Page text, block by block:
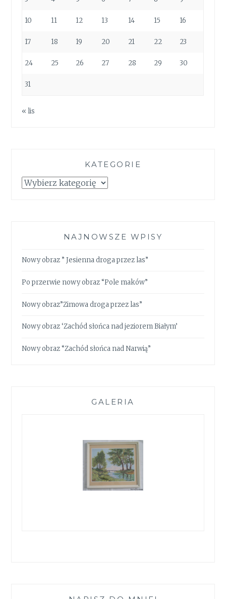
10 11 12 13 14 15 16
17 18 19 20 21 22 23
24 25 26 27 28 29 30
31
« lis
KATEGORIE
Kategorie
NAJNOWSZE WPISY
Nowy obraz ” Jesienna droga przez las”
Po przerwie nowy obraz “Pole maków”
Nowy obraz”Zimowa droga przez las”
Nowy obraz ‘Zachód słońca nad jeziorem Białym’
Nowy obraz “Zachód słońca nad Narwią”
GALERIA